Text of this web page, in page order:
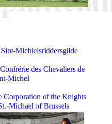
Michielsriddersgilde
des Chevaliers de
Michel
Corporation of the Knights
Michael of Brussels